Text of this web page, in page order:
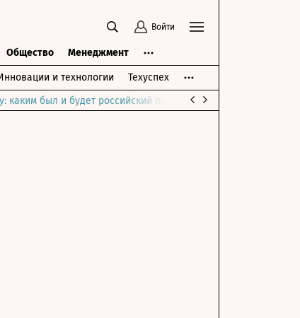
Войти
Общество Менеджмент
и технологии Техуспех
каким был и будет российский парламент